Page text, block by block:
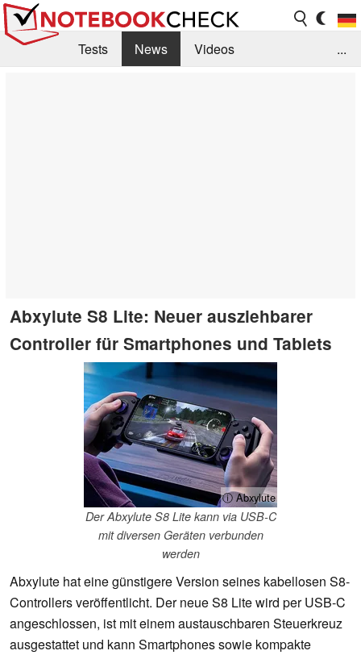
Tests News
Videos
...
Abxylute S8 Lite: Neuer ausziehbarer
Controller für Smartphones und Tablets
ⓘ Abxylute
Der Abxylute S8 Lite kann via USB-C
mit diversen Geräten verbunden
werden
Abxylute hat eine günstigere Version seines kabellosen S8-
Controllers veröffentlicht. Der neue S8 Lite wird per USB-C
angeschlossen, ist mit einem austauschbaren Steuerkreuz
ausgestattet und kann Smartphones sowie kompakte